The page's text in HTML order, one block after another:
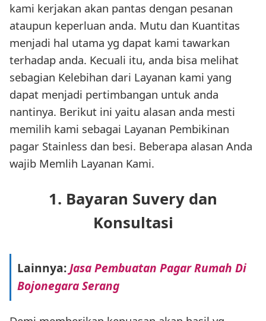
kami kerjakan akan pantas dengan pesanan
ataupun keperluan anda. Mutu dan Kuantitas
menjadi hal utama yg dapat kami tawarkan
terhadap anda. Kecuali itu, anda bisa melihat
sebagian Kelebihan dari Layanan kami yang
dapat menjadi pertimbangan untuk anda
nantinya. Berikut ini yaitu alasan anda mesti
memilih kami sebagai Layanan Pembikinan
pagar Stainless dan besi. Beberapa alasan Anda
wajib Memlih Layanan Kami.
1. Bayaran Suvery dan
Konsultasi
Lainnya:Jasa Pembuatan Pagar Rumah Di
Bojonegara Serang